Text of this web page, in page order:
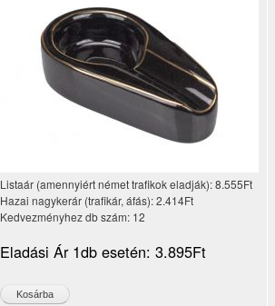
Listaár (amennyiért német trafikok eladják):8.555Ft
Hazai nagykerár (trafikár, áfás):2.414Ft
Kedvezményhez db szám: 12
Eladási Ár 1db esetén: 3.895Ft